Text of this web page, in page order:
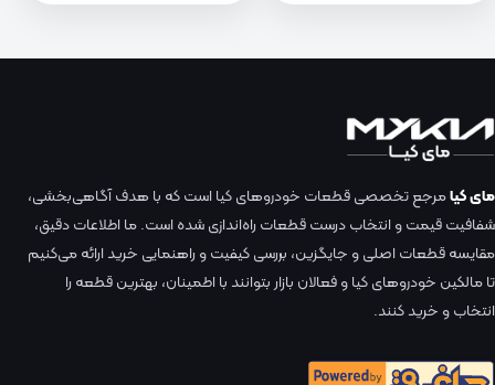
مای کیامرجع تخصصی قطعات خودروهای کیا است که با هدف آگاهی‌بخشی،
شفافیت قیمت و انتخاب درست قطعات راه‌اندازی شده است. ما اطلاعات دقیق،
مقایسه قطعات اصلی و جایگزین، بررسی کیفیت و راهنمایی خرید ارائه می‌کنیم
تا مالکین خودروهای کیا و فعالان بازار بتوانند با اطمینان، بهترین قطعه را
انتخاب و خرید کنند.